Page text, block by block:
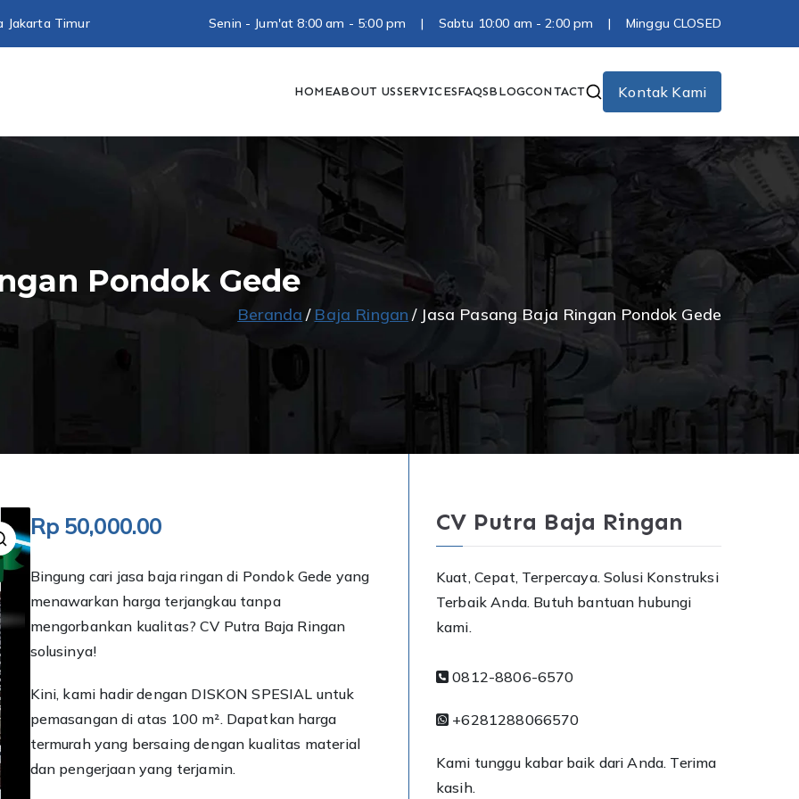
Jakarta Timur Senin - Jum'at 8:00 am - 5:00 pm | Sabtu 10:00 am - 2:00 pm | Minggu CLOSED
HOMEABOUT USSERVICESFAQSBLOGCONTACT Kontak Kami
Pondok Gede
Beranda Baja Ringan Jasa Pasang Baja Ringan Pondok Gede
Rp50,000.00
Bingung cari jasa baja ringan di Pondok Gede yang
menawarkan harga terjangkau tanpa
mengorbankan kualitas? CV Putra Baja Ringan
solusinya!
Kini, kami hadir dengan DISKON SPESIAL untuk
pemasangan di atas 100 m². Dapatkan harga
termurah yang bersaing dengan kualitas material
dan pengerjaan yang terjamin.
CV Putra Baja Ringan
Kuat, Cepat, Terpercaya. Solusi Konstruksi
Terbaik Anda. Butuh bantuan hubungi
kami.
0812-8806-6570
+6281288066570
Kami tunggu kabar baik dari Anda. Terima
kasih.